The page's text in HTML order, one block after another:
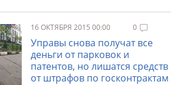
16 ОКТЯБРЯ 2015 00:00 0
Управы снова получат все
деньги от парковок и
патентов, но лишатся средств
от штрафов по госконтрактам